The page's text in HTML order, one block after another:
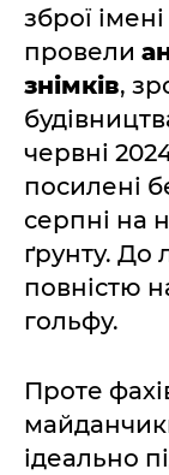
зброї
провели
знімків,
червні
посилені
серпні на
ґрунту. До
повністю
гольфу.
Проте
ідеально